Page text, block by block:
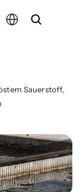
Sauerstoff,